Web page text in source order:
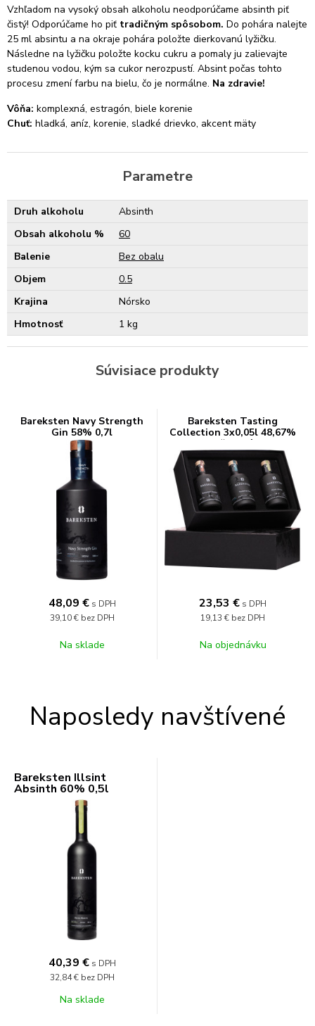
Vzhľadom na vysoký obsah alkoholu neodporúčame absinth piť
čistý! Odporúčame ho piť tradičným spôsobom. Do pohára nalejte
25 ml absintu a na okraje pohára položte dierkovanú lyžičku.
Následne na lyžičku položte kocku cukru a pomaly ju zalievajte
studenou vodou, kým sa cukor nerozpustí. Absint počas tohto
procesu zmení farbu na bielu, čo je normálne. Na zdravie!
Vôňa: komplexná, estragón, biele korenie
Chuť: hladká, aníz, korenie, sladké drievko, akcent mäty
Parametre
Druh alkoholu
Absinth
Obsah alkoholu %
60
Balenie
Bez obalu
Objem
0.5
Krajina
Nórsko
Hmotnosť
1 kg
Súvisiace produkty
Bareksten Navy Strength
Gin 58% 0,7l
48,09 € s DPH
39,10 € bez DPH
Na sklade
Bareksten Tasting
Collection 3x0,05l 48,67%
0,15l (darčekové balenie
kazeta)
23,53 € s DPH
19,13 € bez DPH
Na objednávku
Naposledy navštívené
Bareksten Illsint
Absinth 60% 0,5l
40,39 € s DPH
32,84 € bez DPH
Na sklade